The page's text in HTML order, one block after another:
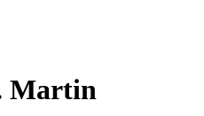
Martin